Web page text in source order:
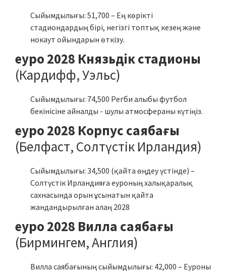
Сыйымдылығы: 51,700 – Ең көрікті
стадиондардың бірі, негізгі топтық кезең және
нокаут ойындарын өткізу.
еуро 2028 Князьдік стадионы
(Кардифф, Уэльс)
Сыйымдылығы: 74,500 Регби алыбы футбол
бекінісіне айналды - шулы атмосфераны күтіңіз.
еуро 2028 Корпус саябағы
(Белфаст, Солтүстік Ирландия)
Сыйымдылығы: 34,500 (қайта өңдеу үстінде) –
Солтүстік Ирландияға еуроның халықаралық
сахнасында орын ұсынатын қайта
жандандырылған алаң 2028
еуро 2028 Вилла саябағы
(Бирмингем, Англия)
Вилла саябағының сыйымдылығы: 42,000 – Еуроны